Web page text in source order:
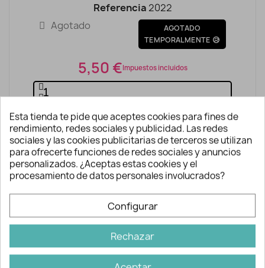
Referencia 2022
Agotado
AGOTADO
TEMPORALMENTE 😥
5,50 €Impuestos incluidos
AÑADIR A LA CESTA
Descripción y detalles
Esta tienda te pide que aceptes cookies para fines de
rendimiento, redes sociales y publicidad. Las redes
sociales y las cookies publicitarias de terceros se utilizan
para ofrecerte funciones de redes sociales y anuncios
personalizados. ¿Aceptas estas cookies y el
procesamiento de datos personales involucrados?
Configurar
Rechazar